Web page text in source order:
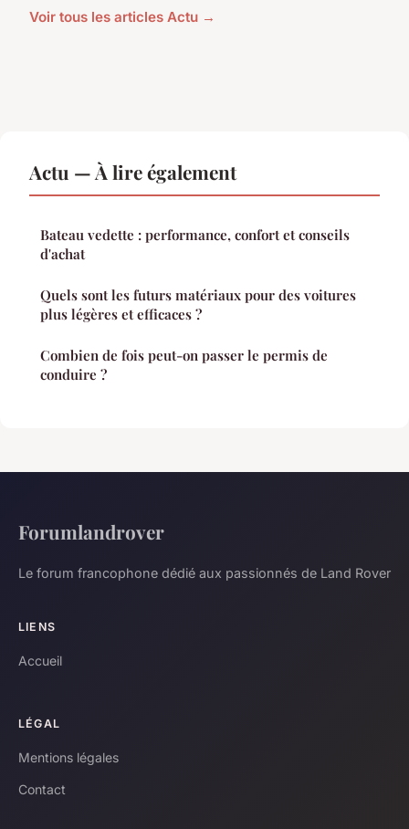
Voir tous les articles Actu →
Actu — À lire également
Bateau vedette : performance, confort et conseils
d'achat
Quels sont les futurs matériaux pour des voitures
plus légères et efficaces ?
Combien de fois peut-on passer le permis de
conduire ?
Forumlandrover
Le forum francophone dédié aux passionnés de Land Rover
LIENS
Accueil
LÉGAL
Mentions légales
Contact